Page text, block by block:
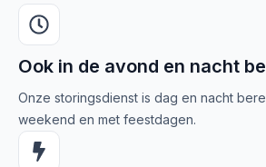
Ook in de avond en nacht
Onze storingsdienst is dag en nacht
weekend en met feestdagen.